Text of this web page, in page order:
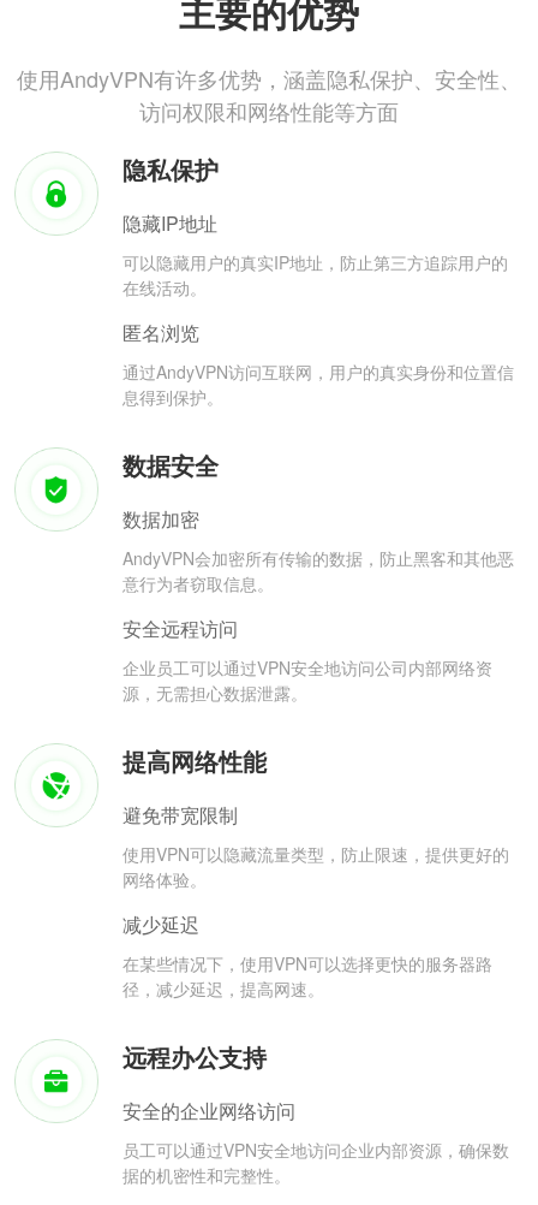
主要的优势
使用AndyVPN有许多优势，涵盖隐私保护、安全性、
访问权限和网络性能等方面
隐私保护
隐藏IP地址
可以隐藏用户的真实IP地址，防止第三方追踪用户的
在线活动。
匿名浏览
通过AndyVPN访问互联网，用户的真实身份和位置信
息得到保护。
数据安全
数据加密
AndyVPN会加密所有传输的数据，防止黑客和其他恶
意行为者窃取信息。
安全远程访问
企业员工可以通过VPN安全地访问公司内部网络资
源，无需担心数据泄露。
提高网络性能
避免带宽限制
使用VPN可以隐藏流量类型，防止限速，提供更好的
网络体验。
减少延迟
在某些情况下，使用VPN可以选择更快的服务器路
径，减少延迟，提高网速。
远程办公支持
安全的企业网络访问
员工可以通过VPN安全地访问企业内部资源，确保数
据的机密性和完整性。